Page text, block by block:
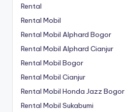
Rental
Rental Mobil
Rental Mobil Alphard Bogor
Rental Mobil Alphard Cianjur
Rental Mobil Bogor
Rental Mobil Cianjur
Rental Mobil Honda Jazz Bogor
Rental Mobil Sukabumi